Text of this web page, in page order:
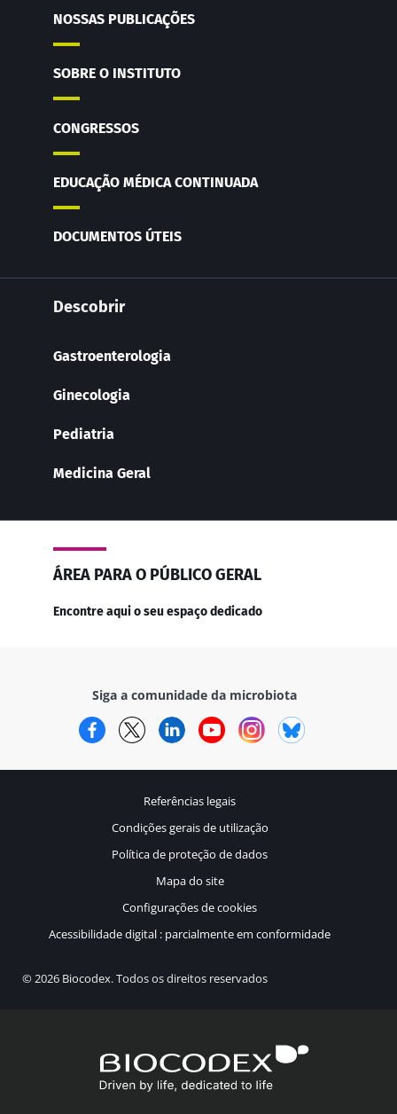
NOSSAS PUBLICAÇÕES
SOBRE O INSTITUTO
CONGRESSOS
EDUCAÇÃO MÉDICA CONTINUADA
DOCUMENTOS ÚTEIS
Descobrir
Gastroenterologia
Ginecologia
Pediatria
Medicina Geral
ÁREA PARA O PÚBLICO GERAL
Encontre aqui o seu espaço dedicado
Siga a comunidade da microbiota
FacebookTwitterLinkedInYouTubeInstagram
© 2026 Biocodex. Todos os direitos reservados
Referências legais
Condições gerais de utilização
Política de proteção de dados
Mapa do site
Configurações de cookies
Acessibilidade digital : parcialmente em conformidade